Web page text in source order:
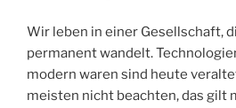
Wir leben in einer Gesellschaft,
permanent wandelt.
modern waren sind heute
meisten nicht beachten, das gilt